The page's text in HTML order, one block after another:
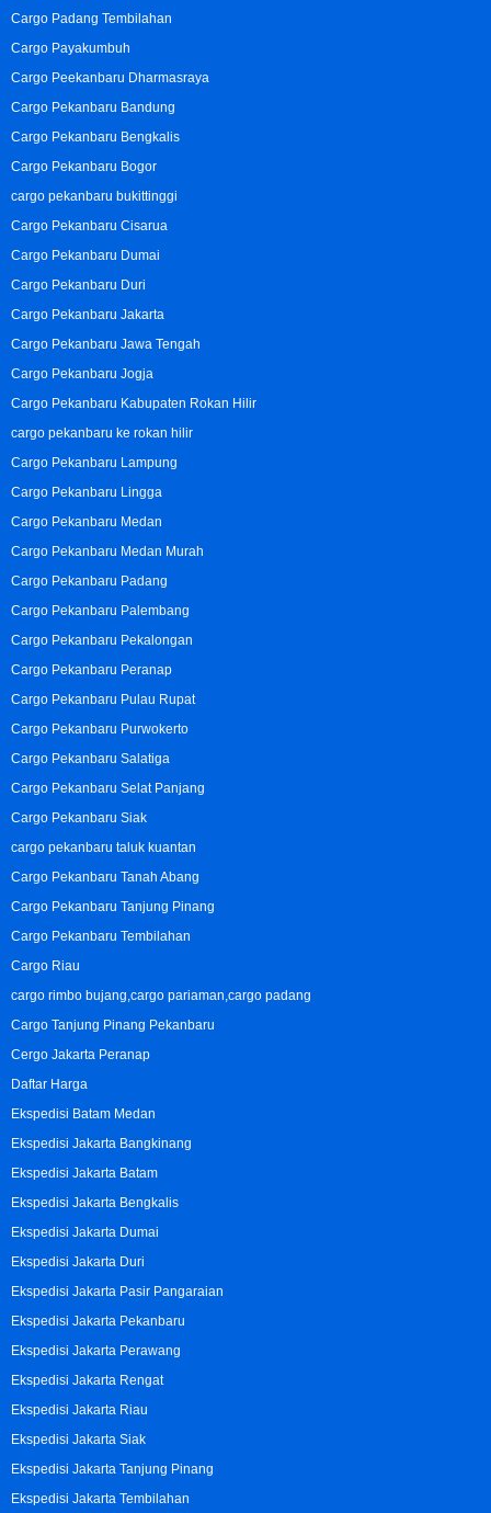
Cargo Padang Tembilahan
Cargo Payakumbuh
Cargo Peekanbaru Dharmasraya
Cargo Pekanbaru Bandung
Cargo Pekanbaru Bengkalis
Cargo Pekanbaru Bogor
cargo pekanbaru bukittinggi
Cargo Pekanbaru Cisarua
Cargo Pekanbaru Dumai
Cargo Pekanbaru Duri
Cargo Pekanbaru Jakarta
Cargo Pekanbaru Jawa Tengah
Cargo Pekanbaru Jogja
Cargo Pekanbaru Kabupaten Rokan Hilir
cargo pekanbaru ke rokan hilir
Cargo Pekanbaru Lampung
Cargo Pekanbaru Lingga
Cargo Pekanbaru Medan
Cargo Pekanbaru Medan Murah
Cargo Pekanbaru Padang
Cargo Pekanbaru Palembang
Cargo Pekanbaru Pekalongan
Cargo Pekanbaru Peranap
Cargo Pekanbaru Pulau Rupat
Cargo Pekanbaru Purwokerto
Cargo Pekanbaru Salatiga
Cargo Pekanbaru Selat Panjang
Cargo Pekanbaru Siak
cargo pekanbaru taluk kuantan
Cargo Pekanbaru Tanah Abang
Cargo Pekanbaru Tanjung Pinang
Cargo Pekanbaru Tembilahan
Cargo Riau
cargo rimbo bujang,cargo pariaman,cargo padang
Cargo Tanjung Pinang Pekanbaru
Cergo Jakarta Peranap
Daftar Harga
Ekspedisi Batam Medan
Ekspedisi Jakarta Bangkinang
Ekspedisi Jakarta Batam
Ekspedisi Jakarta Bengkalis
Ekspedisi Jakarta Dumai
Ekspedisi Jakarta Duri
Ekspedisi Jakarta Pasir Pangaraian
Ekspedisi Jakarta Pekanbaru
Ekspedisi Jakarta Perawang
Ekspedisi Jakarta Rengat
Ekspedisi Jakarta Riau
Ekspedisi Jakarta Siak
Ekspedisi Jakarta Tanjung Pinang
Ekspedisi Jakarta Tembilahan